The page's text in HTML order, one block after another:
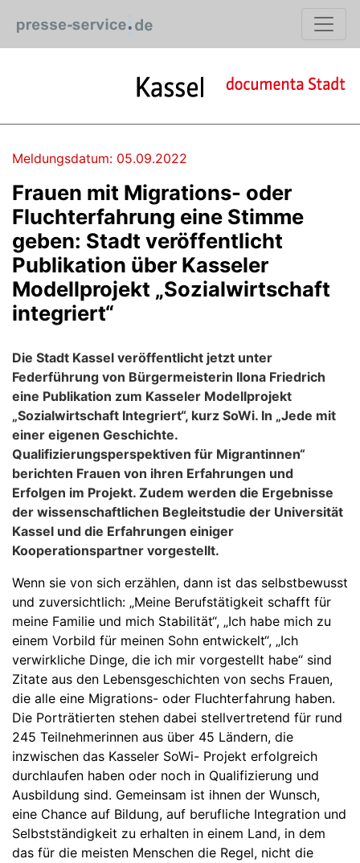
Meldungsdatum: 05.09.2022
Frauen mit Migrations- oder
Fluchterfahrung eine Stimme
geben: Stadt veröffentlicht
Publikation über Kasseler
Modellprojekt „Sozialwirtschaft
integriert“
Die Stadt Kassel veröffentlicht jetzt unter
Federführung von Bürgermeisterin Ilona Friedrich
eine Publikation zum Kasseler Modellprojekt
„Sozialwirtschaft Integriert“, kurz SoWi. In „Jede mit
einer eigenen Geschichte.
Qualifizierungsperspektiven für Migrantinnen“
berichten Frauen von ihren Erfahrungen und
Erfolgen im Projekt. Zudem werden die Ergebnisse
der wissenschaftlichen Begleitstudie der Universität
Kassel und die Erfahrungen einiger
Kooperationspartner vorgestellt.
Wenn sie von sich erzählen, dann ist das selbstbewusst
und zuversichtlich: „Meine Berufstätigkeit schafft für
meine Familie und mich Stabilität“, „Ich habe mich zu
einem Vorbild für meinen Sohn entwickelt“, „Ich
verwirkliche Dinge, die ich mir vorgestellt habe“ sind
Zitate aus den Lebensgeschichten von sechs Frauen,
die alle eine Migrations- oder Fluchterfahrung haben.
Die Porträtierten stehen dabei stellvertretend für rund
245 Teilnehmerinnen aus über 45 Ländern, die
inzwischen das Kasseler SoWi- Projekt erfolgreich
durchlaufen haben oder noch in Qualifizierung und
Ausbildung sind. Gemeinsam ist ihnen der Wunsch,
eine Chance auf Bildung, auf berufliche Integration und
Selbstständigkeit zu erhalten in einem Land, in dem
das für die meisten Menschen die Regel, nicht die